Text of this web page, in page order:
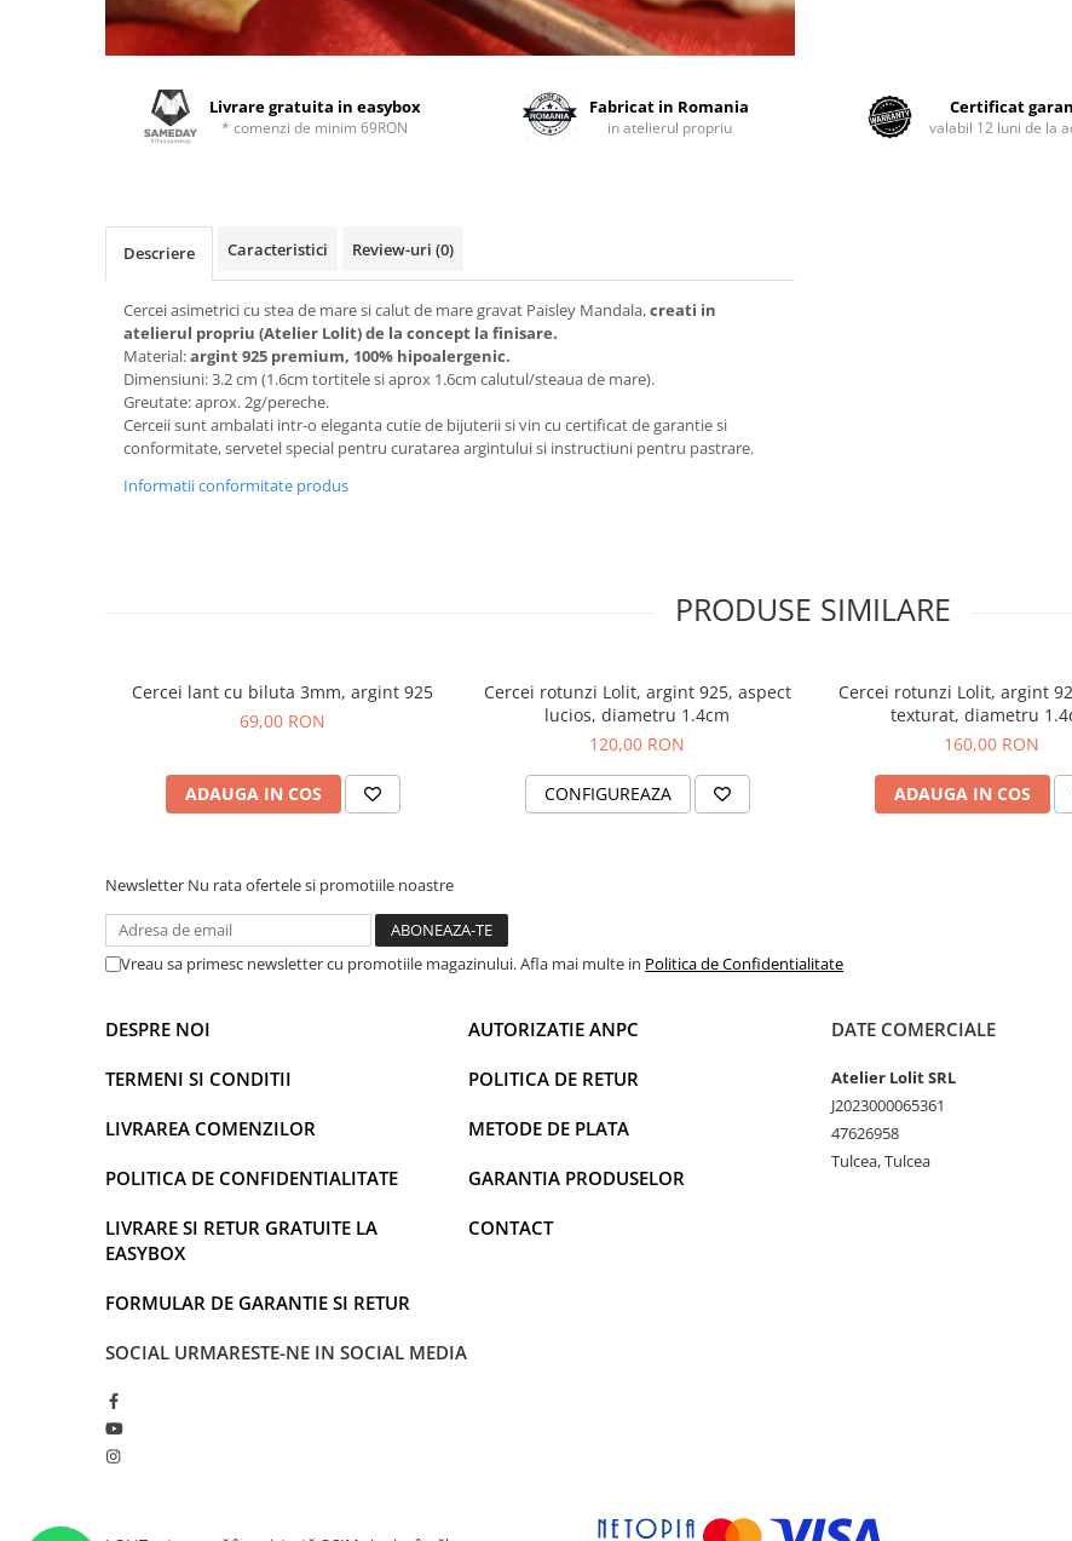
Livrare gratuita in easybox
* comenzi de minim 69RON
Fabricat in Romania
in atelierul propriu
Certificat
valabil 12 luni de la
Descriere Caracteristici Review-uri (0)
Cercei asimetrici cu stea de mare si calut de mare gravat Paisley Mandala,creati in
atelierul propriu (Atelier Lolit) de la concept la finisare.
Material:argint 925 premium, 100% hipoalergenic.
Dimensiuni: 3.2 cm (1.6cm tortitele si aprox 1.6cm calutul/steaua de mare).
Greutate: aprox. 2g/pereche.
Cerceii sunt ambalati intr-o eleganta cutie de bijuterii si vin cu certificat de garantie si
conformitate, servetel special pentru curatarea argintului si instructiuni pentru pastrare.
Informatii conformitate produs
PRODUSE SIMILARE
Cercei lant cu biluta 3mm, argint 925
69,00 RON
ADAUGA IN COS
Cercei rotunzi Lolit, argint 925, aspect
lucios, diametru 1.4cm
120,00 RON
CONFIGUREAZA
Cercei rotunzi Lolit, argint
texturat, diametru
160,00 RON
ADAUGA IN COS
Newsletter Nu rata ofertele si promotiile noastre
Vreau sa primesc newsletter cu promotiile magazinului. Afla mai multe in Politica de Confidentialitate
DESPRE NOI
TERMENI SI CONDITII
LIVRAREA COMENZILOR
POLITICA DE CONFIDENTIALITATE
LIVRARE SI RETUR GRATUITE LA
EASYBOX
FORMULAR DE GARANTIE SI RETUR
AUTORIZATIE ANPC
POLITICA DE RETUR
METODE DE PLATA
GARANTIA PRODUSELOR
CONTACT
DATE COMERCIALE
Atelier Lolit SRL
J2023000065361
47626958
Tulcea, Tulcea
SOCIAL URMARESTE-NE IN SOCIAL MEDIA